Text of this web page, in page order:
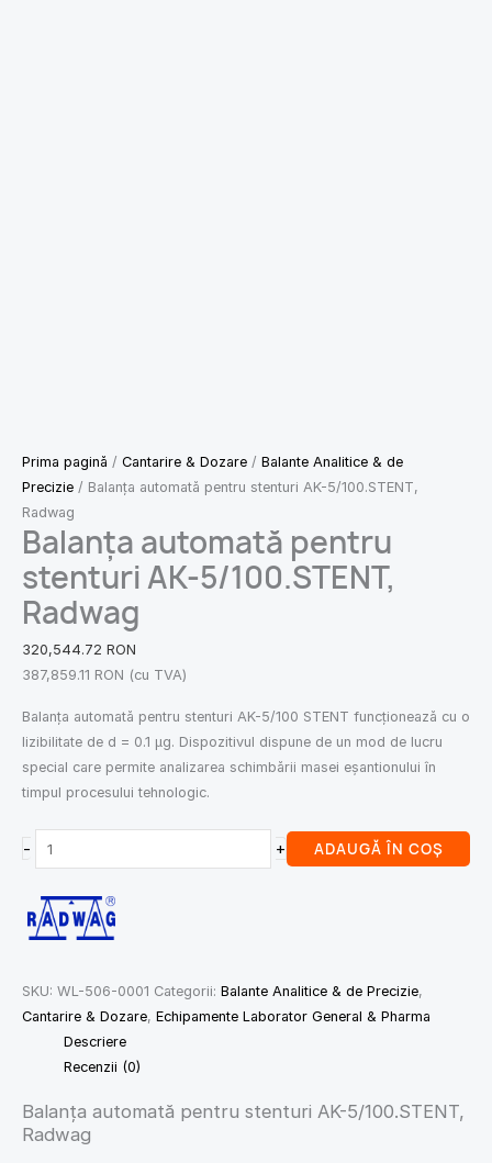
Prima pagină / Cantarire & Dozare / Balante Analitice & de
Precizie / Balanța automată pentru stenturi AK-5/100.STENT,
Radwag
Balanța automată pentru
stenturi AK-5/100.STENT,
Radwag
320,544.72 RON
387,859.11 RON (cu TVA)
Balanța automată pentru stenturi AK-5/100 STENT funcționează cu o
lizibilitate de d = 0.1 μg. Dispozitivul dispune de un mod de lucru
special care permite analizarea schimbării masei eșantionului în
timpul procesului tehnologic.
- + ADAUGĂ ÎN COȘ
SKU: WL-506-0001 Categorii: Balante Analitice & de Precizie,
Cantarire & Dozare, Echipamente Laborator General & Pharma
Descriere
Recenzii (0)
Balanța automată pentru stenturi AK-5/100.STENT,
Radwag